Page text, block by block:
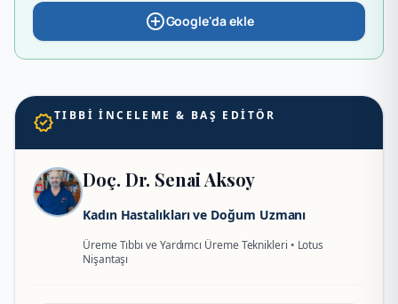
add_circleGoogle'da ekle
verifiedTIBBI İNCELEME & BAŞ EDITÖR
Doç. Dr. Senai Aksoy
Kadın Hastalıkları ve Doğum Uzmanı
Üreme Tıbbı ve Yardımcı Üreme Teknikleri • Lotus
Nişantaşı